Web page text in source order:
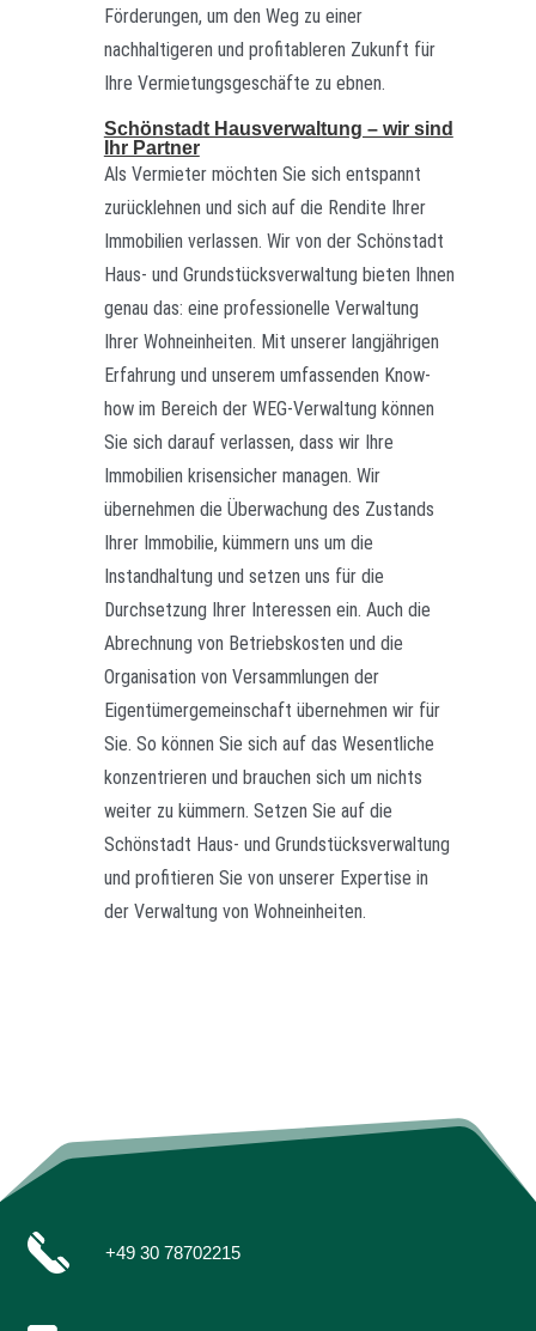
Förderungen, um den Weg zu einer
nachhaltigeren und profitableren Zukunft für
Ihre Vermietungsgeschäfte zu ebnen.
Schönstadt Hausverwaltung – wir sind
Ihr Partner
Als Vermieter möchten Sie sich entspannt
zurücklehnen und sich auf die Rendite Ihrer
Immobilien verlassen. Wir von der Schönstadt
Haus- und Grundstücksverwaltung bieten Ihnen
genau das: eine professionelle Verwaltung
Ihrer Wohneinheiten. Mit unserer langjährigen
Erfahrung und unserem umfassenden Know-
how im Bereich der WEG-Verwaltung können
Sie sich darauf verlassen, dass wir Ihre
Immobilien krisensicher managen. Wir
übernehmen die Überwachung des Zustands
Ihrer Immobilie, kümmern uns um die
Instandhaltung und setzen uns für die
Durchsetzung Ihrer Interessen ein. Auch die
Abrechnung von Betriebskosten und die
Organisation von Versammlungen der
Eigentümergemeinschaft übernehmen wir für
Sie. So können Sie sich auf das Wesentliche
konzentrieren und brauchen sich um nichts
weiter zu kümmern. Setzen Sie auf die
Schönstadt Haus- und Grundstücksverwaltung
und profitieren Sie von unserer Expertise in
der Verwaltung von Wohneinheiten.
+49 30 78702215